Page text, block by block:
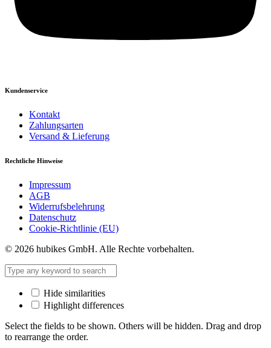
Kundenservice
Kontakt
Zahlungsarten
Versand & Lieferung
Rechtliche Hinweise
Impressum
AGB
Widerrufsbelehrung
Datenschutz
Cookie-Richtlinie (EU)
© 2026 hubikes GmbH. Alle Rechte vorbehalten.
Hide similarities
Highlight differences
Select the fields to be shown. Others will be hidden. Drag and drop
to rearrange the order.